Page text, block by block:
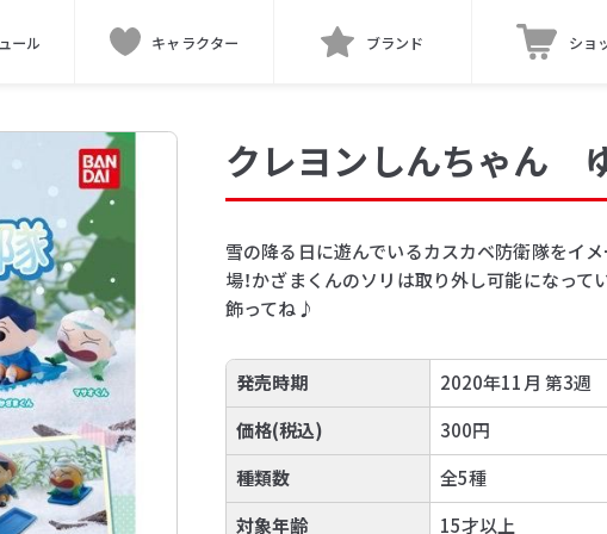
ール キャラクター ブランド ショ
クレヨンしんちゃん
雪の降る日に遊んでいるカスカベ防衛隊をイ
場！かざまくんのソリは取り外し可能になって
飾ってね♪
発売時期
2020年11月 第3週
価格(税込)
300円
種類数
全5種
対象年齢
15才以上